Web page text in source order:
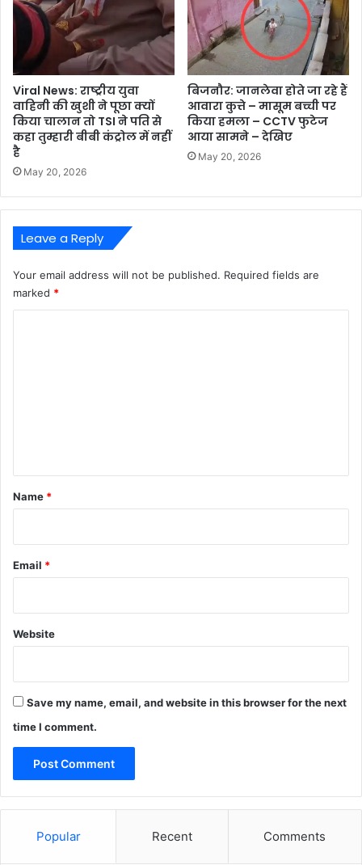
Viral News: राष्ट्रीय युवा
वाहिनी की खुशी ने पूछा क्यों
किया चालान तो TSI ने पति से
कहा तुम्हारी बीबी कंट्रोल में नहीं
है
May 20, 2026
बिजनौर: जानलेवा होते जा रहे हैं
आवारा कुत्ते – मासूम बच्ची पर
किया हमला – CCTV फुटेज
आया सामने – देखिए
May 20, 2026
Leave a Reply
Your email address will not be published. Required fields are
marked *
*
Name *
Email *
Website
Save my name, email, and website in this browser for the next
time I comment.
Popular Recent Comments